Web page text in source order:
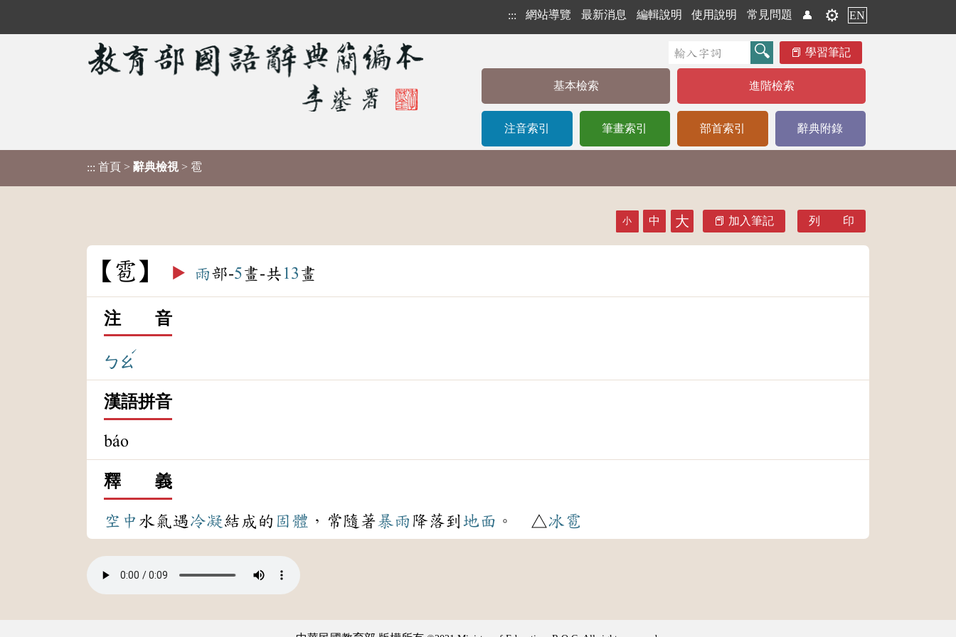
::: 網站導覽 最新消息 編輯說明 使用說明 常見問題 👤 ⚙️ EN
學習筆記
基本檢索 進階檢索
注音索引 筆畫索引 部首索引 辭典附錄
::: 首頁 > 辭典檢視 > 雹
小 中 大 加入筆記 列 印
雹 ▶️ 雨部-5畫-共 13 畫
注 音
ㄅㄠ
ˊ
漢語拼音
báo
釋 義
空中 水氣遇冷凝結成的 固體 ，常隨著暴雨 降落到 地面 。 △冰雹